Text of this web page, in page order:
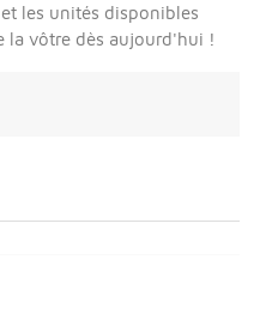
les unités disponibles
la vôtre dès aujourd'hui !